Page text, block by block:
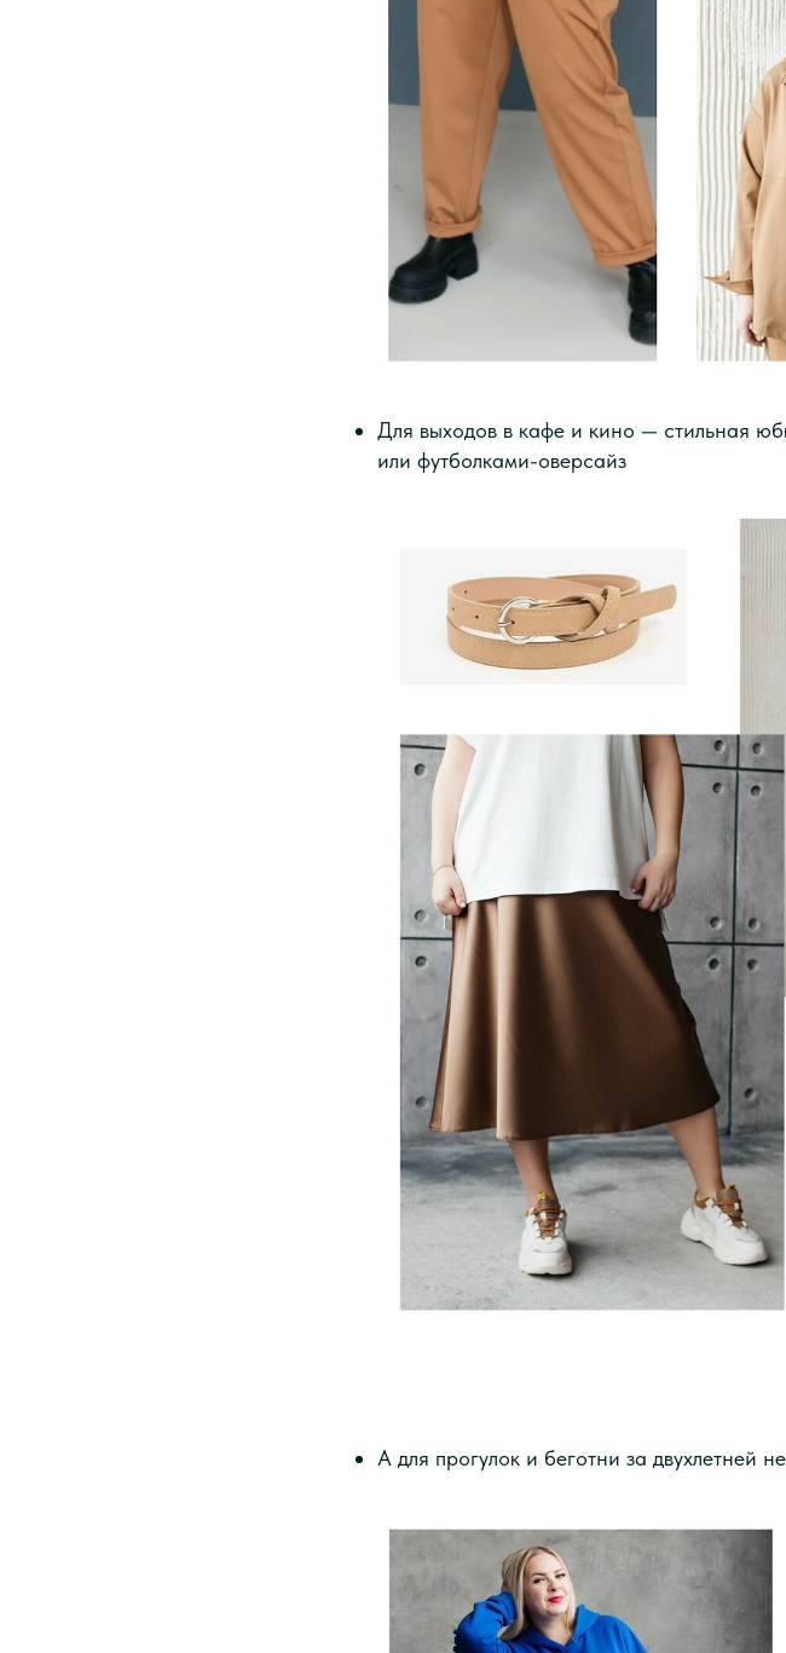
Для выходов в кафе и кино — стильная
или футболками-оверсайз
А для прогулок и беготни за двухлетней